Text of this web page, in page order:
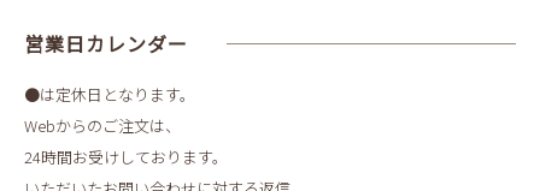
営業日カレンダー
●は定休日となります。
Webからのご注文は、
24時間お受けしております。